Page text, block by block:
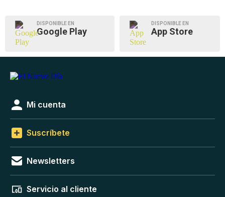
DISPONIBLE EN
Google Play
DISPONIBLE EN
App Store
Mi cuenta
Suscríbete
Newsletters
Servicio al cliente